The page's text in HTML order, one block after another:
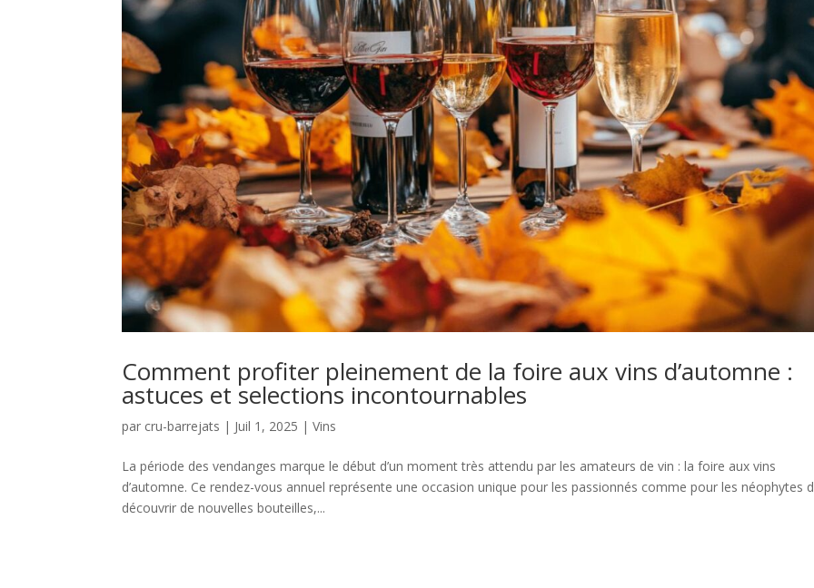
Comment profiter pleinement de la foire aux vins d’automne :
astuces et selections incontournables
par cru-barrejats | Juil 1, 2025 |Vins
La période des vendanges marque le début d’un moment très attendu par les amateurs de vin : la foire aux vins
d’automne. Ce rendez-vous annuel représente une occasion unique pour les passionnés comme pour les néophytes
découvrir de nouvelles bouteilles,...